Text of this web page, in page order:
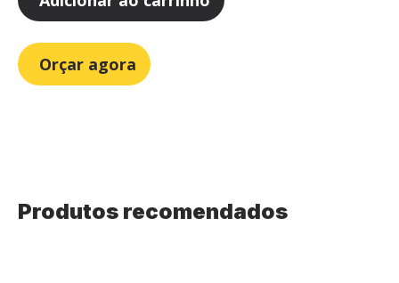
Orçar agora
Produtos recomendados